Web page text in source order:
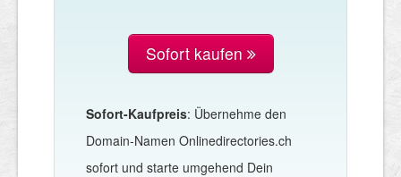
Sofort kaufen
Sofort-Kaufpreis: Übernehme den
Domain-Namen Onlinedirectories.ch
sofort und starte umgehend Dein